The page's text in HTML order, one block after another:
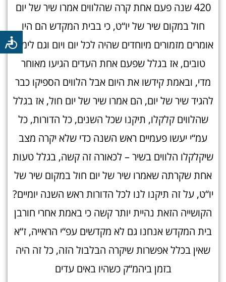
420 שנה פעם אחת קרה שהלווים אמרו שיר של יום
חול במקום שיר של יו“ט, כי בבית המקדש הם היו
אומרים מזמורים מיוחדים שהיה לכל יום ויום וגם לימים
טובים, אז בגלל שפעם אחת העדים הגיעו מאוחר
מדי, ובאמת קידשו את היום אבל הלווים הספיקו כבר
להגיד שיר של יום, הם אמרו שיר של יום חול, אז בגלל
שהלווים קלקלו, תיקנו שכל השנים, כל הדורות, כל
עמ“י יעשו פעמיים ראש השנה כדי שלא יקרה מצב
שיקלקלו הלווים בשיר – לכאורה זה קשה, בגלל טעות
אחת שקרתה שאמרו שיר של יום חול במקום שיר של
יו“ט, על זה תיקנו לנו לכל הדורות ראש השנה יומיים?
הקושייה הזאת נהיית יותר קשה כי באמת אחרי חורבן
בית המקדש אנחנו גם לא מקדשים עפ“י הראייה, ז“א
שאין בכלל אפשרות שיקרה הבלבול הזה, כל זה היה
בזמן ביהמ“ק כשהיו באים עדים